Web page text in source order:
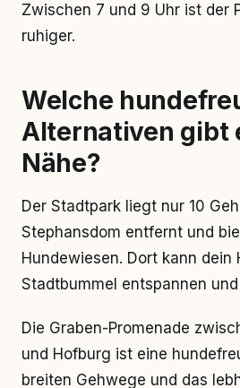
Zwischen 7 und 9 Uhr ist der
ruhiger.
Welche
Alternativen gibt
Nähe?
Der Stadtpark liegt nur 10
Stephansdom entfernt und
Hundewiesen. Dort kann dein
Stadtbummel entspannen
Die Graben-Promenade
und Hofburg ist eine
breiten Gehwege und das